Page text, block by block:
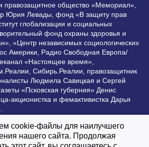
правозащитное общество «Мемориал»,
Юрия Левады, фонд «В защиту прав
глобализации и социальных
фонд охраны здоровья и
«Центр независимых социологических
Америки, Радио Свободная Европа/
«Настоящее время»,
Сибирь.Реалии, правозащитник
Людмила Савицкая и Сергей
«Псковская губерния» Денис
акционистка и фемактивистка Дарья
и охраняются законом. Любое
сайта допустимо при условии
cookie-файлы для наилучшего
нашего сайта. Продолжая